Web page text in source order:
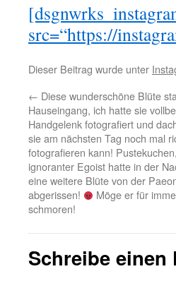
src=“https://
Dieser Beitrag wurde unter
← Diese wunderschöne Blüte
Hauseingang, ich hatte sie
Handgelenk fotografiert und
sie am nächsten Tag noch mal
fotografieren kann!
ignoranter Egoist hatte in der
eine weitere Blüte von der
abgerissen!
Möge er für
schmoren!
Schreibe einen